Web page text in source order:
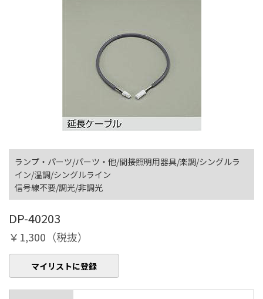
ランプ・パーツ/パーツ・他/間接照明用器具/楽調/シングルラ
イン/温調/シングルライン
信号線不要/調光/非調光
DP-40203
￥1,300（税抜）
マイリストに登録